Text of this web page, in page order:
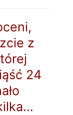
z
24